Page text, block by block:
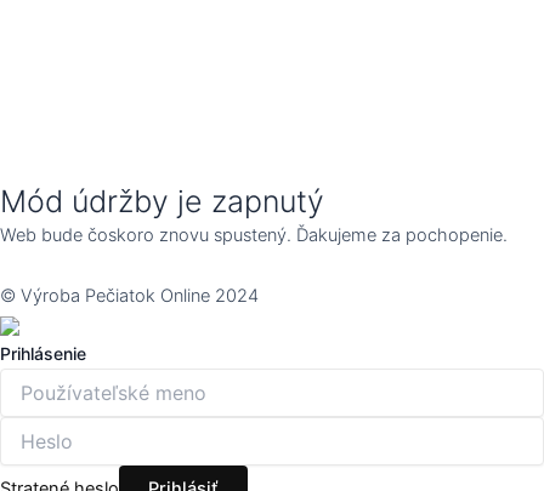
Mód údržby je zapnutý
Web bude čoskoro znovu spustený. Ďakujeme za pochopenie.
© Výroba Pečiatok Online 2024
Prihlásenie